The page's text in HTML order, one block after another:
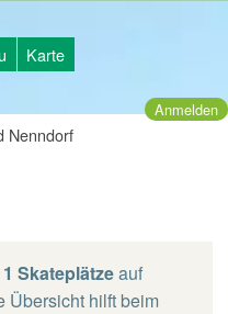
Karte
Anmelden
Nenndorf
1 Skateplätzeauf
Übersicht hilft beim